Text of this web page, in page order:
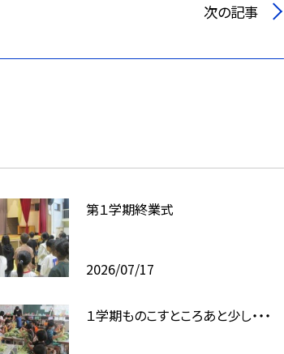
次の記事
第１学期終業式
2026/07/17
１学期ものこすところあと少し・・・